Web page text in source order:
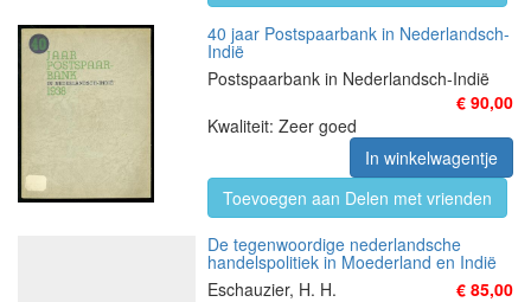
40 jaar Postspaarbank in Nederlandsch-
Indië
Postspaarbank in Nederlandsch-Indië
€ 90,00
Kwaliteit: Zeer goed
In winkelwagentje
Toevoegen aan Delen met vrienden
De tegenwoordige nederlandsche
handelspolitiek in Moederland en Indië
Eschauzier, H. H.
€ 85,00